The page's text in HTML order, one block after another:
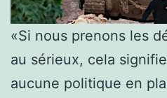
«Si nous prenons les
au sérieux, cela
aucune politique en